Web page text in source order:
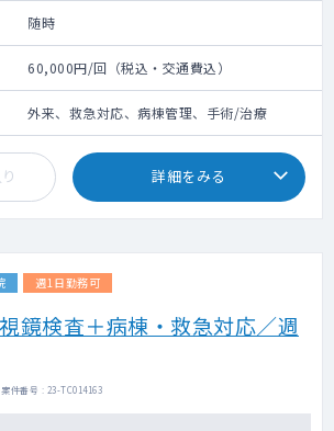
随時
60,000円/回（税込・交通費込）
外来、救急対応、病棟管理、手術/治療
詳細をみる
週1日勤務可
視鏡検査＋病棟・救急対応／週
件番号 : 23-TC014163